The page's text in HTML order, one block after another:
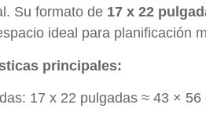
Su formato de 17 x 22
ideal para planificación
principales:
17 x 22 pulgadas ≈ 43 × 56